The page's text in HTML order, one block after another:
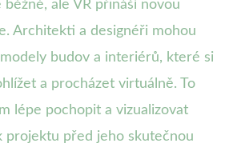
běžné, ale VR přináší novou
Architekti a designéři mohou
budov a interiérů, které si
a procházet virtuálně. To
lépe pochopit a vizualizovat
projektu před jeho skutečnou